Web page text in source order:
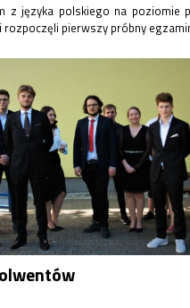
z języka polskiego na poziomie
pierwszy próbny